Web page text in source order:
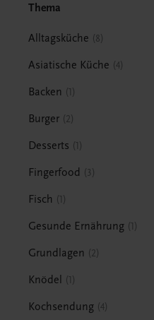
Thema
Alltagsküche 8
Asiatische Küche 4
Backen 1
Burger 2
Desserts 1
Fingerfood 3
Fisch 1
Gesunde Ernährung 1
Grundlagen 2
Knödel 1
Kochsendung 4